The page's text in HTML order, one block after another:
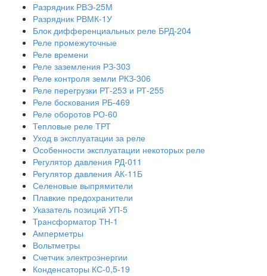
Разрядник РВЭ-25М
Разрядник РВМК-1У
Блок дифференциальных реле БРД-204
Реле промежуточные
Реле времени
Реле заземления РЗ-303
Реле контроля земли РКЗ-306
Реле перегрузки РТ-253 и РТ-255
Реле боскования РБ-469
Реле оборотов РО-60
Тепловые реле ТРТ
Уход в эксплуатации за реле
Особенности эксплуатации некоторых реле
Регулятор давления РД-011
Регулятор давления АК-11Б
Селеновые выпрямители
Плавкие предохранители
Указатель позиций УП-5
Трансформатор ТН-1
Амперметры
Вольтметры
Счетчик электроэнергии
Конденсаторы КС-0,5-19